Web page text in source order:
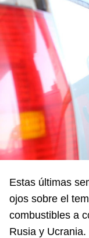
Estas últimas
ojos sobre el
combustibles a
Rusia y